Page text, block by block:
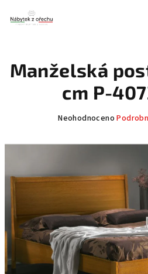
obsah
Manželská
cm P-
Průměrné
produktu
z
hvězdiček.
Neohodnoceno